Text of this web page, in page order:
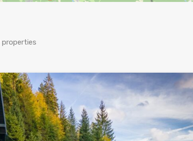
properties